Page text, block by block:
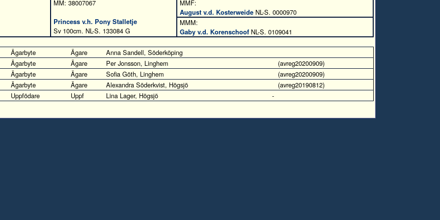
MM: 38007067
Princess v.h. Pony Stalletje
Sv 100cm. NL-S. 133084 G
MMF:
August v.d. Kosterweide NL-S. 0000970
MMM:
Gaby v.d. Korenschoof NL-S. 0109041
Ägarbyte Ägare
Anna Sandell, Söderköping
Ägarbyte
Ägare Per Jonsson, Linghem
(avreg20200909)
Ägarbyte
Ägare Sofia Göth, Linghem
(avreg20200909)
Ägarbyte
Ägare Alexandra Söderkvist, Högsjö
(avreg20190812)
Uppfödare
Uppf Lina Lager, Högsjö -